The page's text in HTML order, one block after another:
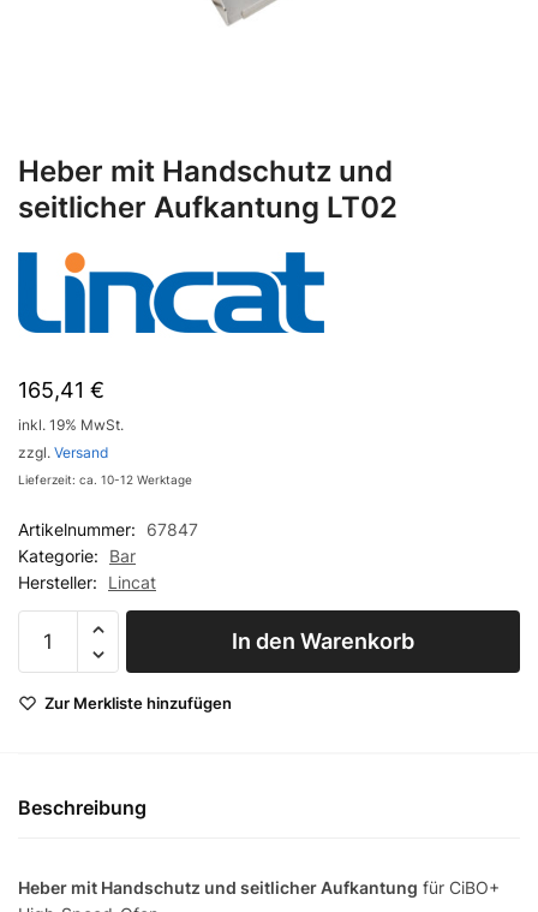
Heber mit Handschutz und
seitlicher Aufkantung LT02
165,41 €
inkl. 19% MwSt.
zzgl. Versand
Lieferzeit: ca. 10-12 Werktage
Artikelnummer:
67847
Kategorie:
Bar
Hersteller:
Lincat
Heber mit
Handschutz
seitlicher
Menge
In den Warenkorb
Zur Merkliste hinzufügen
Beschreibung
Heber mit Handschutz und seitlicher Aufkantung für CiBO+